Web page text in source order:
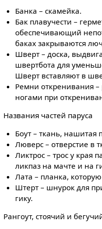
Банка – скамейка.
Бак плавучести –
обеспечивающий
баках закрываются
Шверт – доска,
швертбота для
Шверт вставляют в
Ремни откренивания
ногами при
Названия частей паруса
Боут – ткань, нашитая
Люверс – отверстие в
Ликтрос – трос у края
ликпаз на мачте и на
Лата – планка,
Штерт – шнурок для
гику.
Рангоут, стоячий и